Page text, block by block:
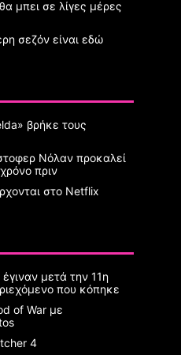
μπει σε λίγες μέρες
σεζόν είναι εδώ
βρήκε τους
Νόλαν προκαλεί
πριν
στο Netflix
μετά την 11η
που κόπηκε
of War με
4